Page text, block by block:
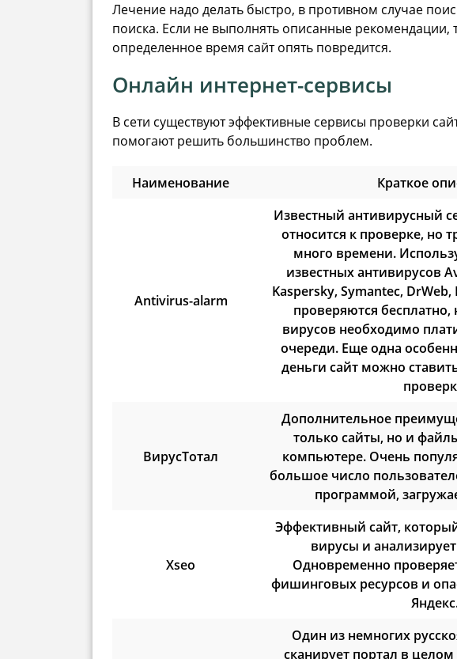
Лечение надо делать быстро, в противном случае
поиска. Если не выполнять описанные рекомендации,
определенное время сайт опять повредится.
Онлайн интернет-сервисы
В сети существуют эффективные сервисы проверки
помогают решить большинство проблем.
Наименование Краткое
Antivirus-alarm
Известный антивирусный
относится к проверке, но
много времени.
известных антивирусов
Kaspersky, Symantec,
проверяются
вирусов необходимо
очереди. Еще одна
деньги сайт можно
ВирусТотал
Дополнительное
только сайты, но и
компьютере. Очень
большое число
программой,
Xseo
Эффективный сайт,
вирусы и
Одновременно
фишинговых ресурсов и
Один из немногих
сканирует портал в